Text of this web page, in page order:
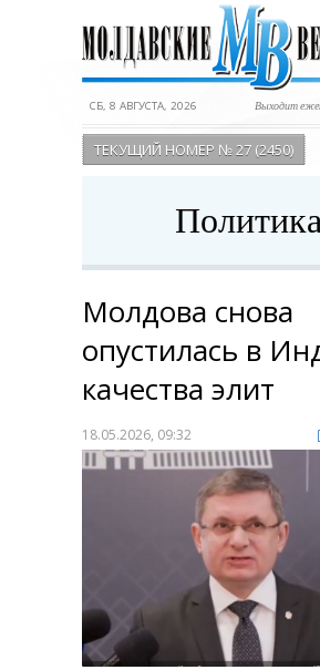
СБ, 8 АВГУСТА, 2026 Выходит
ТЕКУЩИЙ НОМЕР № 27 (2450)
Политика
Молдова снова
опустилась в
качества элит
18.05.2026, 09:32